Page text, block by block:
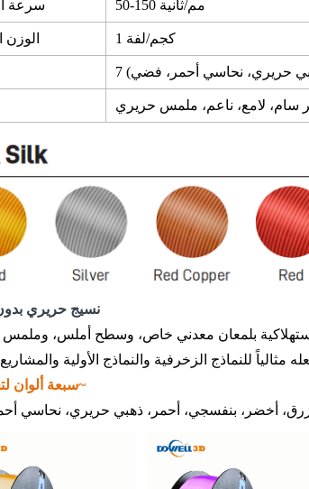
سرعة 50-150 مم/ثانية
1 كجم/لفة
حريري، نحاسي أحمر، فضي)
سام، لامع، ناعم، ملمس حريري
نسيج حريري
سبعة ألوان لتختار منها~
أخضر، بنفسجي، أحمر، ذهبي حريري، نحاسي